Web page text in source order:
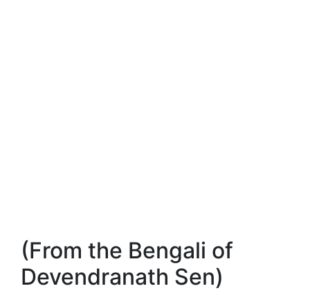
(From the Bengali of
Devendranath Sen)